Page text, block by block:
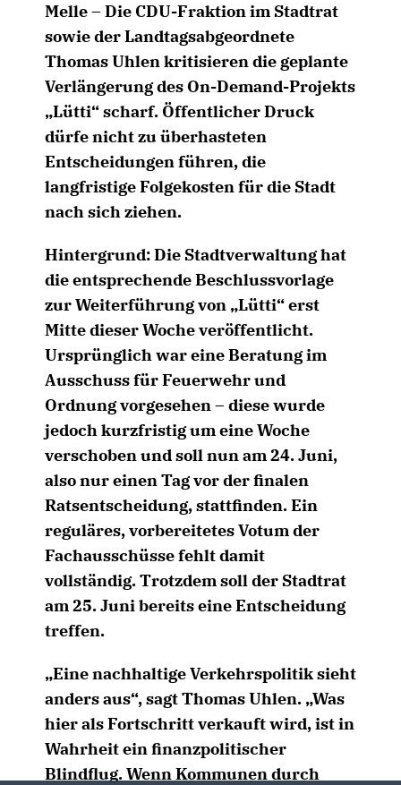
Melle – Die CDU-Fraktion im Stadtrat
sowie der Landtagsabgeordnete
Thomas Uhlen kritisieren die geplante
Verlängerung des On-Demand-Projekts
Lütti“ scharf. Öffentlicher Druck
dürfe nicht zu überhasteten
Entscheidungen führen, die
langfristige Folgekosten für die Stadt
nach sich ziehen.
Hintergrund: Die Stadtverwaltung hat
die entsprechende Beschlussvorlage
zur Weiterführung von „Lütti“ erst
Mitte dieser Woche veröffentlicht.
Ursprünglich war eine Beratung im
Ausschuss für Feuerwehr und
Ordnung vorgesehen – diese wurde
jedoch kurzfristig um eine Woche
verschoben und soll nun am 24. Juni,
also nur einen Tag vor der finalen
Ratsentscheidung, stattfinden. Ein
reguläres, vorbereitetes Votum der
Fachausschüsse fehlt damit
vollständig. Trotzdem soll der Stadtrat
am 25. Juni bereits eine Entscheidung
treffen.
Eine nachhaltige Verkehrspolitik sieht
anders aus“, sagt Thomas Uhlen. „Was
hier als Fortschritt verkauft wird, ist in
Wahrheit ein finanzpolitischer
Blindflug. Wenn Kommunen durch